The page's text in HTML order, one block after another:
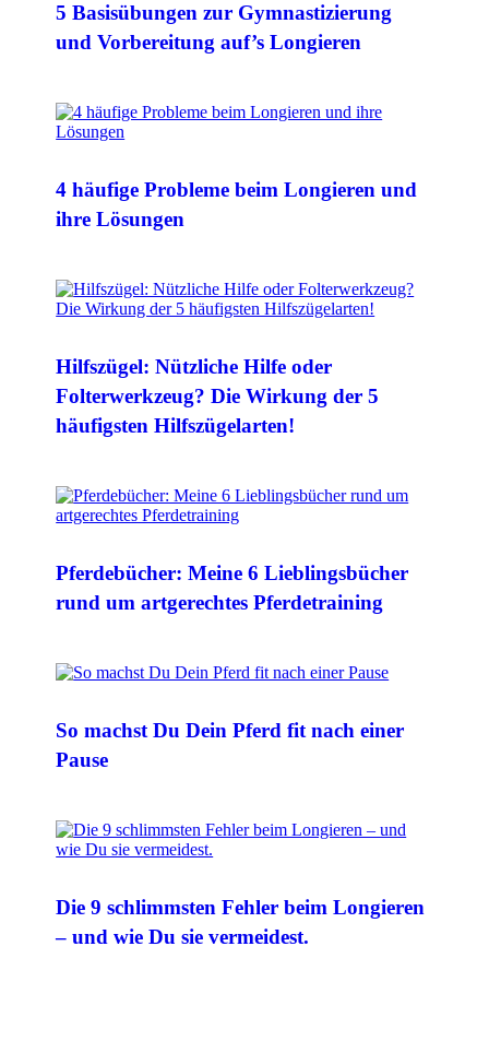
5 Basisübungen zur Gymnastizierung
und Vorbereitung auf’s Longieren
4 häufige Probleme beim Longieren und
ihre Lösungen
Hilfszügel: Nützliche Hilfe oder
Folterwerkzeug? Die Wirkung der 5
häufigsten Hilfszügelarten!
Pferdebücher: Meine 6 Lieblingsbücher
rund um artgerechtes Pferdetraining
So machst Du Dein Pferd fit nach einer
Pause
Die 9 schlimmsten Fehler beim Longieren
– und wie Du sie vermeidest.